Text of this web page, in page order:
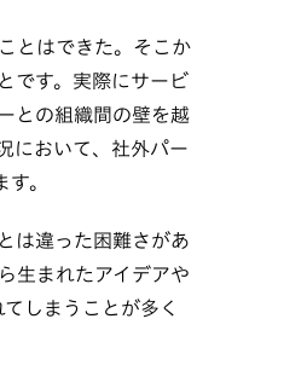
とはできた。そこか
です。実際にサービ
との組織間の壁を越
において、社外パー
。
は違った困難さがあ
生まれたアイデアや
しまうことが多く